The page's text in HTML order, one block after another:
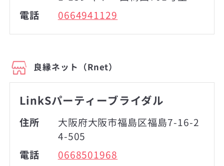
電話
0664941129
良縁ネット（Rnet）
LinkSパーティーブライダル
住所
大阪府大阪市福島区福島7-16-2
4-505
電話
0668501968